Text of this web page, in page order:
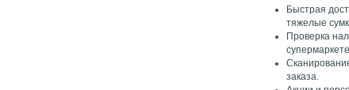
Быстрая
тяжелые
Проверка
заказа.